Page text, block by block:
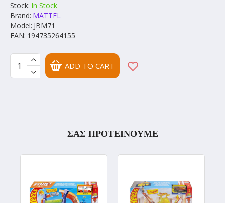
Stock: In Stock
Brand: MATTEL
Model: JBM71
EAN: 194735264155
ADD TO CART
ΣΑΣ ΠΡΟΤΕΙΝΟΥΜΕ